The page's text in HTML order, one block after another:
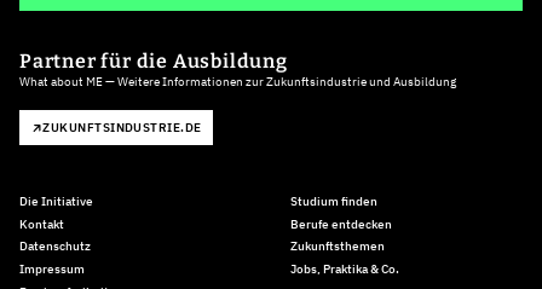
Partner für die Ausbildung
What about ME — Weitere Informationen zur Zukunftsindustrie und Ausbildung
ZUKUNFTSINDUSTRIE.DE
Die Initiative
Kontakt
Datenschutz
Impressum
Studium finden
Berufe entdecken
Zukunftsthemen
Jobs, Praktika & Co.